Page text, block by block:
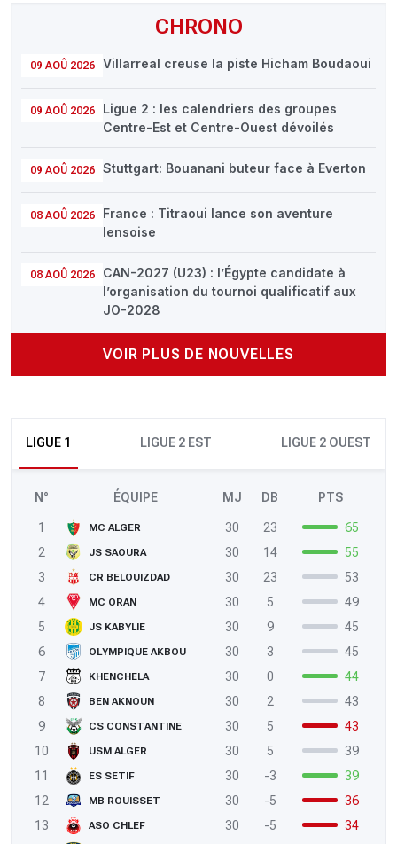
CHRONO
09 AOÛ 2026 Villarreal creuse la piste Hicham Boudaoui
09 AOÛ 2026
Ligue 2 : les calendriers des groupes
Centre-Est et Centre-Ouest dévoilés
09 AOÛ 2026 Stuttgart: Bouanani buteur face à Everton
08 AOÛ 2026
France : Titraoui lance son aventure
lensoise
08 AOÛ 2026
CAN-2027 (U23) : l’Égypte candidate à
l’organisation du tournoi qualificatif aux
JO-2028
VOIR PLUS DE NOUVELLES
LIGUE 1 LIGUE 2 EST LIGUE 2 OUEST
N° ÉQUIPE MJ DB PTS
1 MC ALGER 30 23
65
2
JS SAOURA 30 14
55
3
CR BELOUIZDAD 30 23
53
4
MC ORAN 30 5
49
5
JS KABYLIE 30 9
45
6
OLYMPIQUE AKBOU 30 3
45
7
KHENCHELA 30 0
44
8
BEN AKNOUN 30 2
43
9
CS CONSTANTINE 30 5
43
10
USM ALGER 30 5
39
11
ES SETIF 30 -3
39
12
MB ROUISSET 30 -5
36
13
ASO CHLEF 30 -5
34